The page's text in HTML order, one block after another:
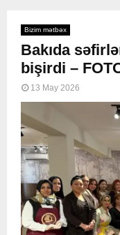
Bizim mətbəx
Bakıda
bişirdi –
13 May 2026